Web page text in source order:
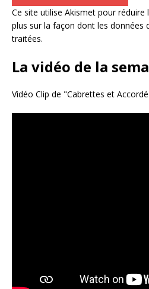
Ce site utilise Akismet pour réduire
plus sur la façon dont les données
traitées.
La vidéo de la
Vidéo Clip de "Cabrettes et